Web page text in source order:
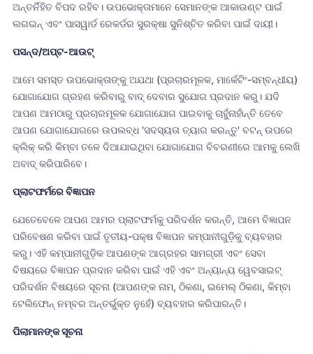
ଅନ୍ତର୍ନିହିତ ବିପଦ ରହିବ। ଉପଭୋକ୍ତାମାନେ ସେମାନଙ୍କ ଆକାଉଣ୍ଟ ପାଇଁ
ଲଗଇନ୍ ଏବଂ ପାସୱାର୍ଡ ରେକର୍ଡର ସୁରକ୍ଷା ସୁନିଶ୍ଚିତ କରିବା ପାଇଁ ଦାୟୀ।
ପସନ୍ଦ/ଅପ୍ଟ-ଆଉଟ୍
ଆମେ ସମସ୍ତ ଉପଭୋକ୍ତାଙ୍କୁ ଅଯଥା (ପ୍ରଚାରମୂଳକ, ମାର୍କେଟିଂ-ସମ୍ବନ୍ଧୀୟ)
ଯୋଗାଯୋଗ ଗ୍ରହଣ କରିବାରୁ ବାଦ୍ ଦେବାର ସୁଯୋଗ ପ୍ରଦାନ କରୁ। ଯଦି
ଆପଣ ଆମଠାରୁ ପ୍ରଚାରମୂଳକ ଯୋଗାଯୋଗ ପାଇବାକୁ ଚାହୁଁନାହାଁନ୍ତି ତେବେ
ଆପଣ ଯୋଗାଯୋଗରେ ଉପଲବ୍ଧ 'ସଦସ୍ୟତା ତ୍ୟାଗ କରନ୍ତୁ' ବଟନ୍ ଉପରେ
କ୍ଲିକ୍ କରି କିମ୍ବା ତଳେ ଦିଆଯାଇଥିବା ଯୋଗାଯୋଗ ବିବରଣୀରେ ଆମକୁ ଲେଖି
ଅବାଦ୍ କରିପାରିବେ।
ପ୍ଲାଟଫର୍ମରେ ବିଜ୍ଞାପନ
ଯେତେବେଳେ ଆପଣ ଆମର ପ୍ଲାଟଫର୍ମକୁ ପରିଦର୍ଶନ କରନ୍ତି, ଆମେ ବିଜ୍ଞାପନ
ପରିବେଷଣ କରିବା ପାଇଁ ତୃତୀୟ-ପକ୍ଷ ବିଜ୍ଞାପନ କମ୍ପାନୀଗୁଡ଼ିକୁ ବ୍ୟବହାର
କରୁ। ଏହି କମ୍ପାନୀଗୁଡ଼ିକ ଆପଣଙ୍କ ଆଗ୍ରହର ସାମଗ୍ରୀ ଏବଂ ସେବା
ବିଷୟରେ ବିଜ୍ଞାପନ ପ୍ରଦାନ କରିବା ପାଇଁ ଏହି ଏବଂ ଅନ୍ୟାନ୍ୟ ୱେବସାଇଟ୍
ପରିଦର୍ଶନ ବିଷୟରେ ସୂଚନା (ଆପଣଙ୍କ ନାମ, ଠିକଣା, ଇମେଲ୍ ଠିକଣା, କିମ୍ବା
ଟେଲିଫୋନ୍ ନମ୍ବର ଅନ୍ତର୍ଭୁକ୍ତ ନୁହେଁ) ବ୍ୟବହାର କରିପାରନ୍ତି।
ପିଲାମାନଙ୍କ ସୂଚନା